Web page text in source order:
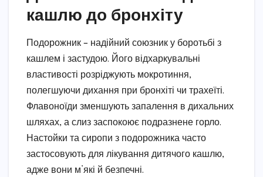
кашлю до бронхіту
Подорожник – надійний союзник у боротьбі з
кашлем і застудою. Його відхаркувальні
властивості розріджують мокротиння,
полегшуючи дихання при бронхіті чи трахеїті.
Флавоноїди зменшують запалення в дихальних
шляхах, а слиз заспокоює подразнене горло.
Настойки та сиропи з подорожника часто
застосовують для лікування дитячого кашлю,
адже вони м’які й безпечні.